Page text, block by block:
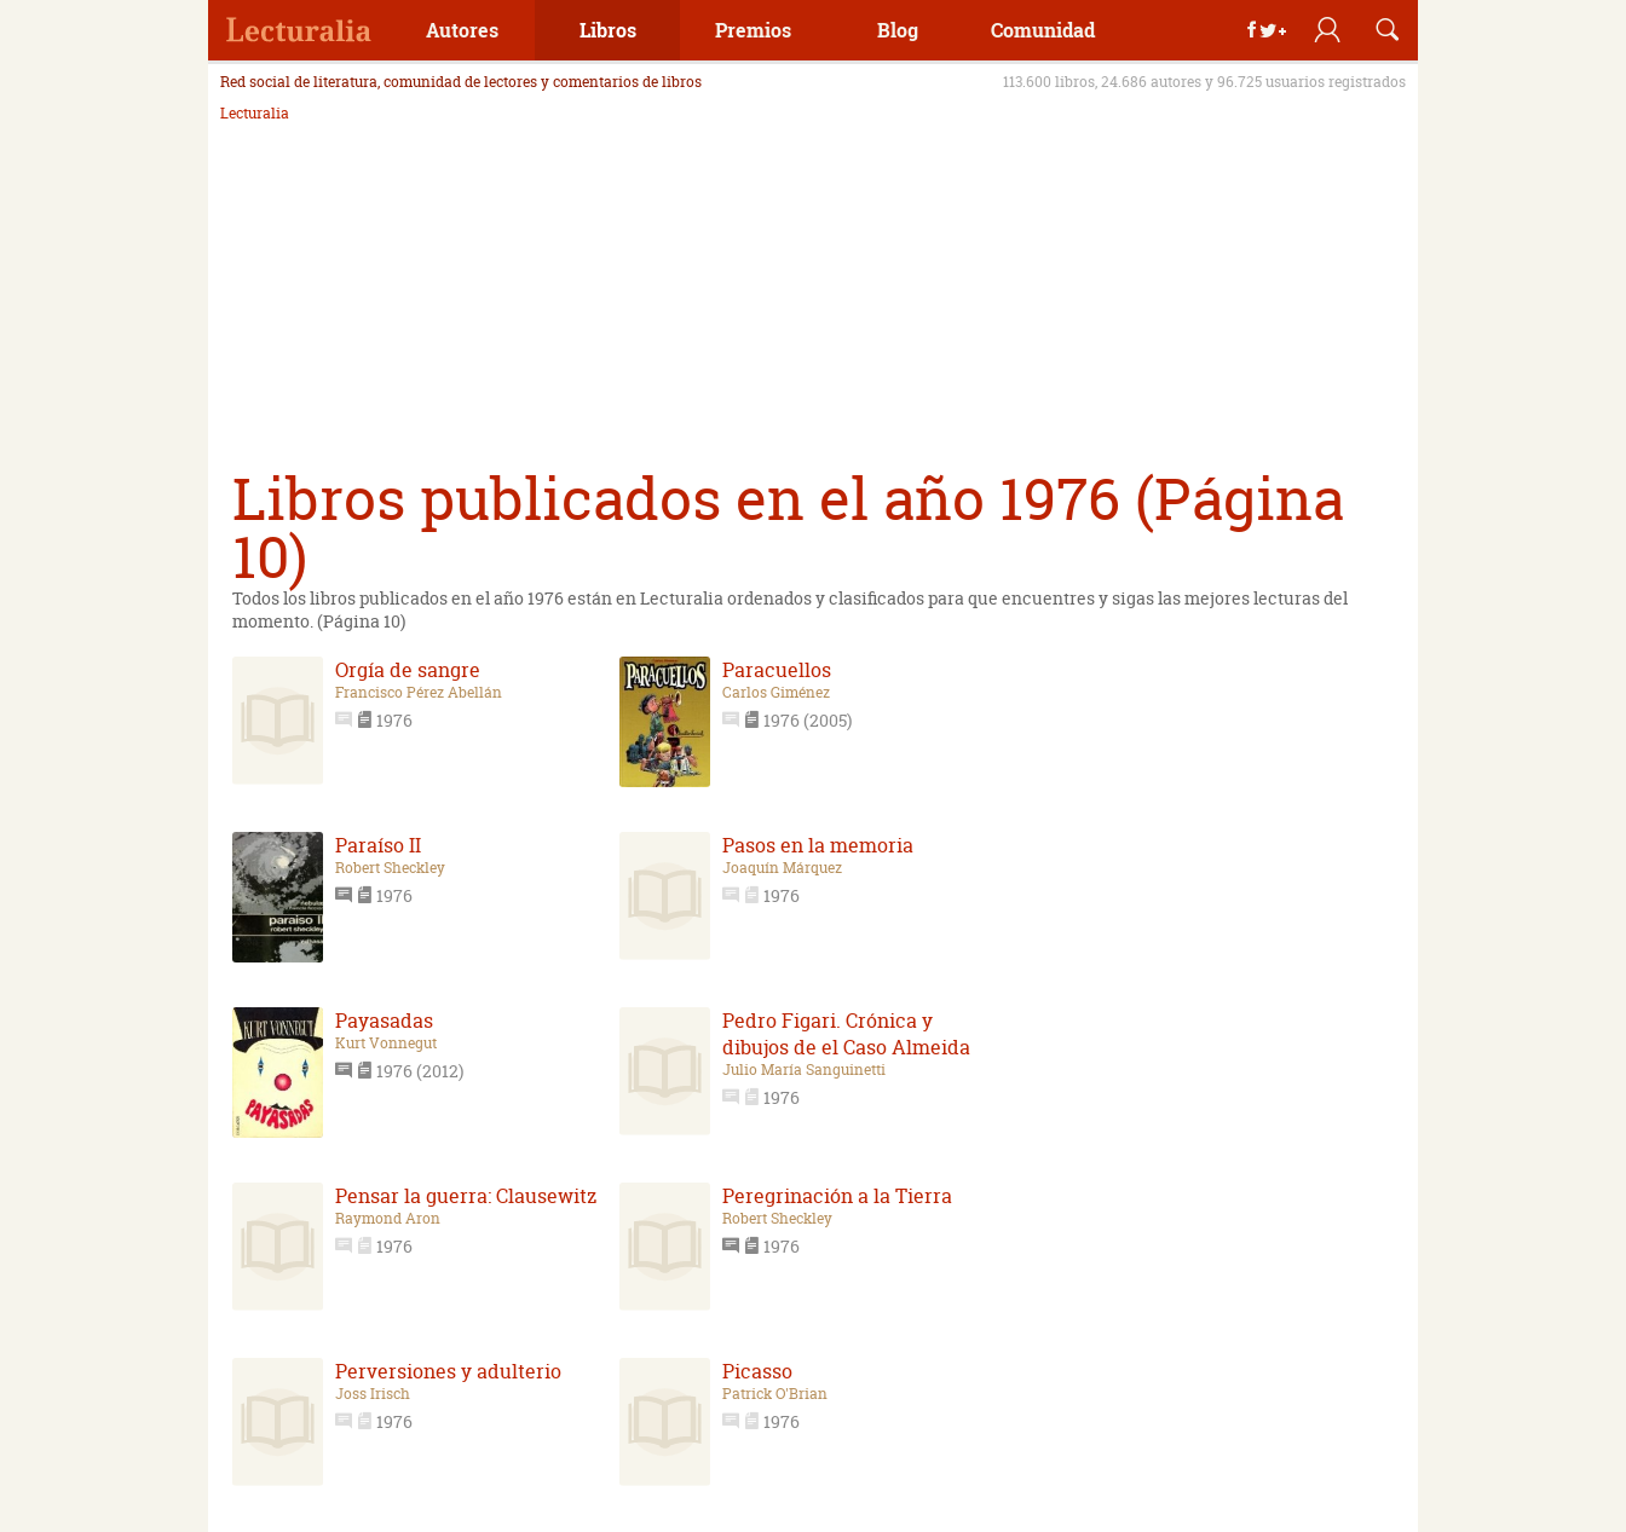
Autores Libros Premios Blog Comunidad
Red social de literatura, comunidad de lectores y comentarios de libros
113.600 libros, 24.686 autores y 96.725 usuarios registrados
Lecturalia
Libros publicados en el año 1976 (Página
10)
Todos los libros publicados en el año 1976 están en Lecturalia ordenados y clasificados para que encuentres y sigas las mejores lecturas del
momento. (Página 10)
Orgía de sangre
Francisco Pérez Abellán
1976
Paracuellos
Carlos Giménez
1976 (2005)
Paraíso II
Robert Sheckley
1976
Pasos en la memoria
Joaquín Márquez
1976
Payasadas
Kurt Vonnegut
1976 (2012)
Pedro Figari. Crónica y
dibujos de el Caso Almeida
Julio María Sanguinetti
1976
Pensar la guerra: Clausewitz
Raymond Aron
1976
Peregrinación a la Tierra
Robert Sheckley
1976
Perversiones y adulterio
Joss Irisch
1976
Picasso
Patrick O'Brian
1976